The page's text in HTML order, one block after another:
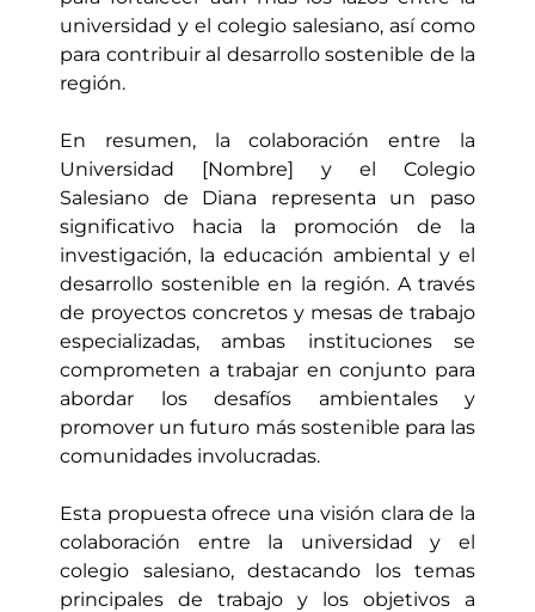
universidad y el colegio salesiano, así como
para contribuir al desarrollo sostenible de la
región.
En resumen, la colaboración entre la
Universidad [Nombre] y el Colegio
Salesiano de Diana representa un paso
significativo hacia la promoción de la
investigación, la educación ambiental y el
desarrollo sostenible en la región. A través
de proyectos concretos y mesas de trabajo
especializadas, ambas instituciones se
comprometen a trabajar en conjunto para
abordar los desafíos ambientales y
promover un futuro más sostenible para las
comunidades involucradas.
Esta propuesta ofrece una visión clara de la
colaboración entre la universidad y el
colegio salesiano, destacando los temas
principales de trabajo y los objetivos a